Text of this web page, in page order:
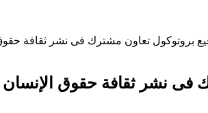
بروتوكول تعاون مشترك فى نشر ثقافة
فى نشر ثقافة حقوق الإنسان